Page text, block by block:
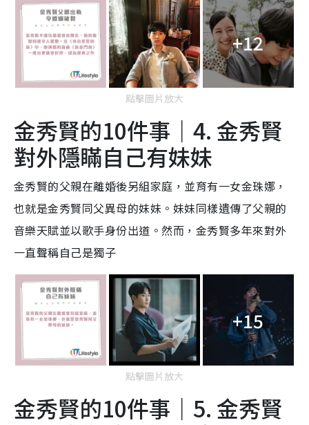
+12
點擊圖片放大
金秀賢的10件事｜4. 金秀賢
對外隱瞞自己有妹妹
金秀賢的父親在離婚後另組家庭，並育有一女金珠娜，
也就是金秀賢同父異母的妹妹。妹妹同樣遺傳了父親的
音樂天賦並以歌手身份出道。然而，金秀賢多年來對外
一直聲稱自己是獨子
+15
點擊圖片放大
金秀賢的10件事｜5. 金秀賢